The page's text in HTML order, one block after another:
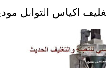
التوابل موديل 953 ماركة